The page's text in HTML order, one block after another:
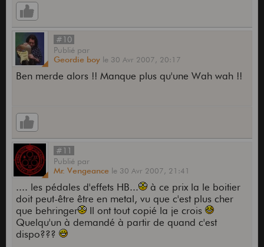
#10
Publié par
Geordie boy le 30 Avr 2007, 20:17
Ben merde alors !! Manque plus qu'une Wah wah !!
#11
Publié par
Mr. Vengeance le 30 Avr 2007, 21:41
.... les pédales d'effets HB...
à ce prix la le boitier
doit peut-être être en metal, vu que c'est plus cher
que behringer
Il ont tout copié la je crois
Quelqu'un à demandé à partir de quand c'est
dispo???